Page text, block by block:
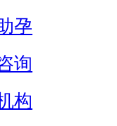
孕
询
构